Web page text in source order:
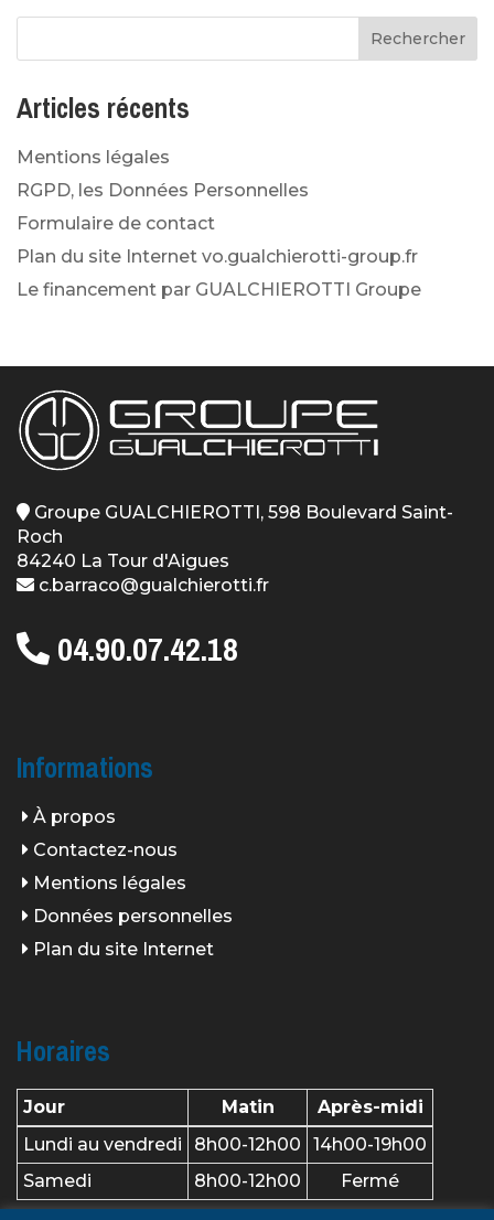
Articles récents
Mentions légales
RGPD, les Données Personnelles
Formulaire de contact
Plan du site Internet vo.gualchierotti-group.fr
Le financement par GUALCHIEROTTI Groupe
Groupe GUALCHIEROTTI, 598 Boulevard Saint-
Roch
84240 La Tour d'Aigues
c.barraco@gualchierotti.fr
04.90.07.42.18
Informations
À propos
Contactez-nous
Mentions légales
Données personnelles
Plan du site Internet
Horaires
Jour Matin
Après-midi
Lundi au vendredi
8h00-12h00
14h00-19h00
Samedi
8h00-12h00 Fermé